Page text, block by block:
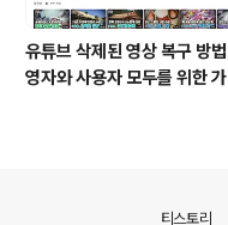
유튜브 삭제된 영상 복구 방
영자와 사용자 모두를 위한
티스토리